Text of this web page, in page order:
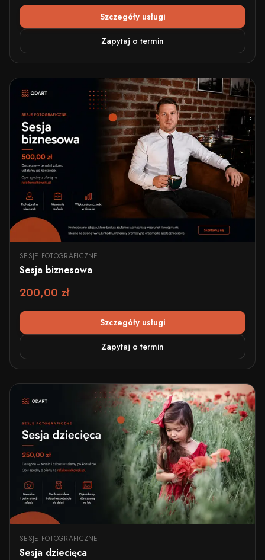
Szczegóły usługi
Zapytaj o termin
SESJE FOTOGRAFICZNE
Sesja biznesowa
200,00 zł
Szczegóły usługi
Zapytaj o termin
SESJE FOTOGRAFICZNE
Sesja dziecięca